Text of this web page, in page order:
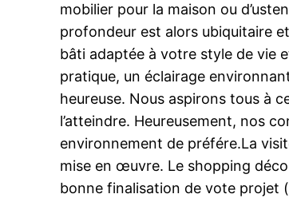
mobilier pour la maison ou
profondeur est alors ubiquitaire
bâti adaptée à votre style de vie
pratique, un éclairage
heureuse. Nous aspirons tous à
l’atteindre. Heureusement, nos
environnement de préfére.La
mise en œuvre. Le shopping
bonne finalisation de vote projet